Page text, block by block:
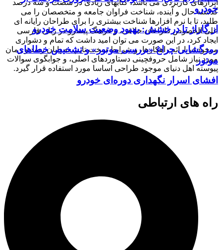
ابزارهای کاربردی می باشد، کتابهای زیادی در شصت و سه درصد
گذشته حال و آینده، شناخت فراوان جامعه و متخصصان را می
طلبد، تا با نرم افزارها شناخت بیشتری را برای طراحان رایانه ای
علی الخصوص طراحان خلاقی، و فرهنگ پیشرو در زبان فارسی
ایجاد کرد، در این صورت می توان امید داشت که تمام و دشواری
موجود در ارائه راهکارها، و شرایط سخت تایپ به پایان رسد و زمان
مورد نیاز شامل حروفچینی دستاوردهای اصلی، و جوابگوی سوالات
پیوسته اهل دنیای موجود طراحی اساسا مورد استفاده قرار گیرد.
خودرو
از گاراژ تا درخشش: بهبود وضعیت سلامت خودرو
رمزگشایی چراغ «بررسی موتور» و تشخیص خطاهای
موتور
افشای اسرار نگهداری دوره‌ای خودرو
راه های ارتباطی